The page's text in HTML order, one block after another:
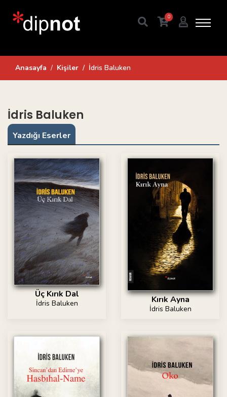
0
Anasayfa Kişiler İdris Baluken
İdris Baluken
Yazdığı Eserler
Üç Kırık Dal
İdris Baluken Kırık Ayna
İdris Baluken